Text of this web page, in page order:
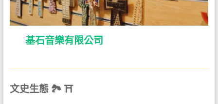
基石音樂有限公司
文史生態 🏞 ⛩